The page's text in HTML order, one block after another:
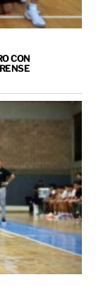
CON